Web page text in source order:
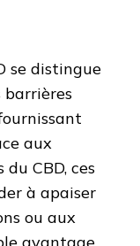
se distingue
barrières
aux
CBD, ces
à apaiser
ou aux